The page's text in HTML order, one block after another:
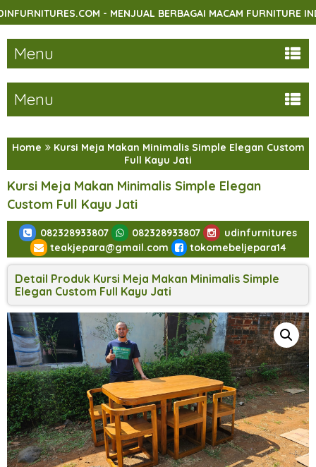
- MENJUAL BERBAGAI MACAM FURNITURE INDOOR
Menu
Menu
Home
Kursi Meja Makan Minimalis Simple Elegan Custom
Full Kayu Jati
Kursi Meja Makan Minimalis Simple Elegan
Custom Full Kayu Jati
082328933807 082328933807
udinfurnitures
teakjepara@gmail.com
tokomebeljepara14
Detail Produk Kursi Meja Makan Minimalis Simple
Elegan Custom Full Kayu Jati